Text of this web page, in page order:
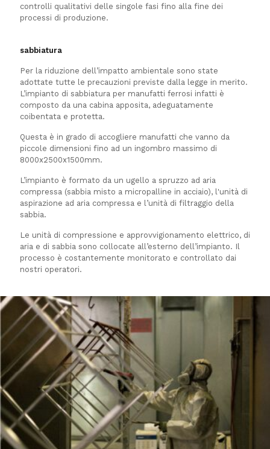
controlli qualitativi delle singole fasi fino alla fine dei
processi di produzione.
sabbiatura
Per la riduzione dell’impatto ambientale sono state
adottate tutte le precauzioni previste dalla legge in merito.
L’impianto di sabbiatura per manufatti ferrosi infatti è
composto da una cabina apposita, adeguatamente
coibentata e protetta.
Questa è in grado di accogliere manufatti che vanno da
piccole dimensioni fino ad un ingombro massimo di
8000x2500x1500mm.
L’impianto è formato da un ugello a spruzzo ad aria
compressa (sabbia misto a micropalline in acciaio), l'unità di
aspirazione ad aria compressa e l’unità di filtraggio della
sabbia.
Le unità di compressione e approvvigionamento elettrico, di
aria e di sabbia sono collocate all’esterno dell’impianto. Il
processo è costantemente monitorato e controllato dai
nostri operatori.